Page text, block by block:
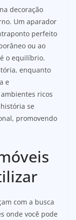
decoração
Um aparador
perfeito
ou ao
o equilíbrio.
enquanto
e
ricos
se
promovendo
com a busca
onde você pode